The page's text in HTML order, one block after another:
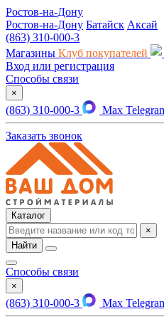
Ростов-на-Дону
Ростов-на-Дону Батайск Аксай
(863) 310-000-3
Магазины Клуб покупателей
Вход или регистрация
Способы связи
×
(863) 310-000-3 Max
Заказать звонок
Каталог
×
Найти
Способы связи
×
(863) 310-000-3 Max